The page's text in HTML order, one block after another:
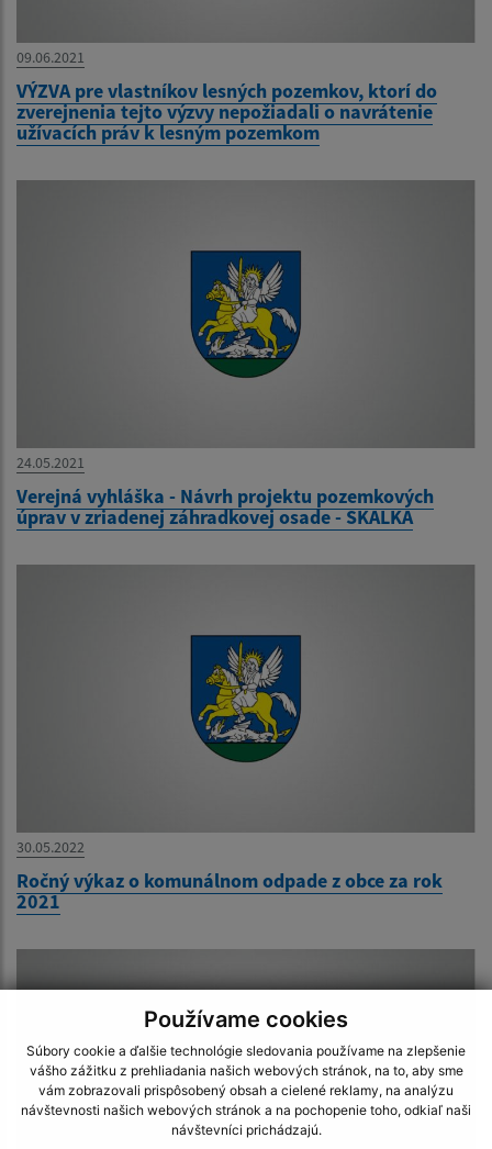
Používame cookies
Súbory cookie a ďalšie technológie sledovania používame na zlepšenie
vášho zážitku z prehliadania našich webových stránok, na to, aby sme
vám zobrazovali prispôsobený obsah a cielené reklamy, na analýzu
návštevnosti našich webových stránok a na pochopenie toho, odkiaľ naši
návštevníci prichádzajú.
09.06.2021
VÝZVA pre vlastníkov lesných pozemkov, ktorí do
zverejnenia tejto výzvy nepožiadali o navrátenie
užívacích práv k lesným pozemkom
24.05.2021
Verejná vyhláška - Návrh projektu pozemkových
úprav v zriadenej záhradkovej osade - SKALKA
30.05.2022
Ročný výkaz o komunálnom odpade z obce za rok
2021